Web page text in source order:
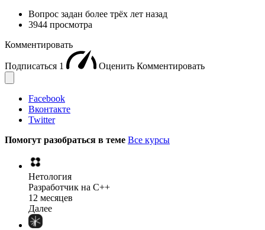
Вопрос задан более трёх лет назад
3944 просмотра
Комментировать
Подписаться 1 Оценить Комментировать
Facebook
Вконтакте
Twitter
Помогут разобраться в теме Все курсы
Нетология
Разработчик на C++
12 месяцев
Далее